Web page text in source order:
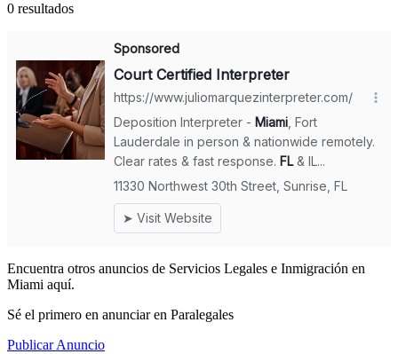
0 resultados
Encuentra otros anuncios de Servicios Legales e Inmigración en
Miami aquí.
Sé el primero en anunciar en Paralegales
Publicar Anuncio